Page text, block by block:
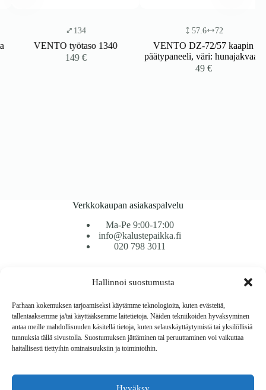
Hallinnoi suostumusta
Parhaan kokemuksen tarjoamiseksi käytämme teknologioita, kuten evästeitä,
tallentaaksemme ja/tai käyttääksemme laitetietoja. Näiden tekniikoiden hyväksyminen
antaa meille mahdollisuuden käsitellä tietoja, kuten selauskäyttäytymistä tai yksilöllisiä
tunnuksia tällä sivustolla. Suostumuksen jättäminen tai peruuttaminen voi vaikuttaa
haitallisesti tiettyihin ominaisuuksiin ja toimintoihin.
Hyväksy
134
VENTO työtaso 1340
149€
57.6 72
VENTO DZ-72/57 kaapin
päätypaneeli, väri: hunajakvaari
49€
Verkkokaupan asiakaspalvelu
Ma-Pe 9:00-17:00
info@kalustepaikka.fi
020 798 3011
Maksutavat
Vaihto ja palautus
Reklamaatiot
Tietoa